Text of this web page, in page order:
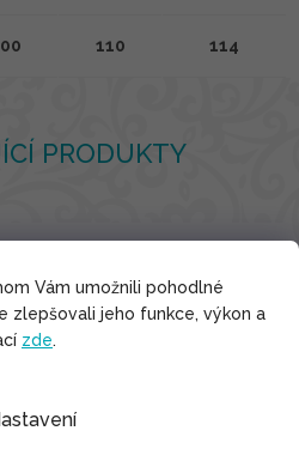
Vám umožnili pohodlné
zlepšovali jeho funkce, výkon a
zde.
PRODUKTY
110 114